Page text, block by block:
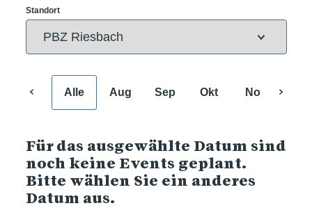
Standort
Alle Aug Sep Okt Nov
Für das ausgewählte Datum sind
noch keine Events geplant.
Bitte wählen Sie ein anderes
Datum aus.